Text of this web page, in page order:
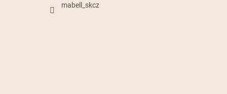
mabell_skcz